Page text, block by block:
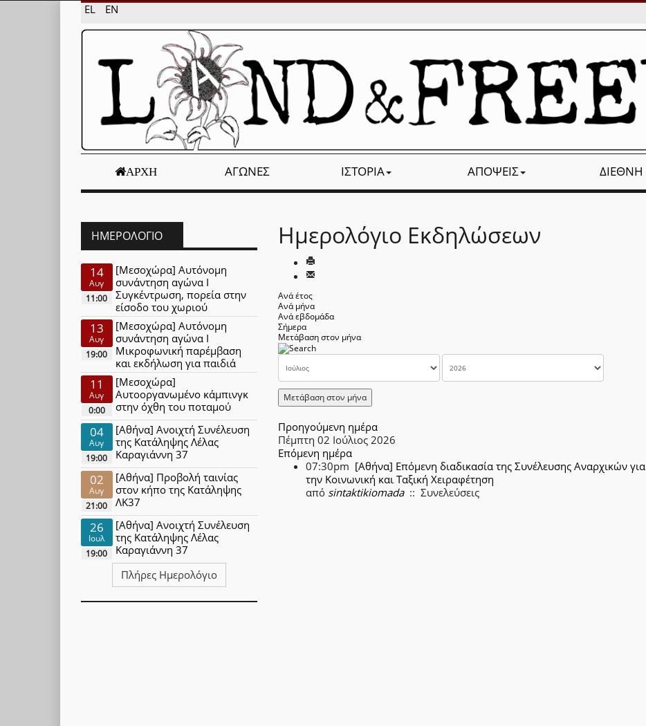
EL EN
ΑΡΧΉ ΑΓΏΝΕΣ ΙΣΤΟΡΊΑ ΑΠΌΨΕΙΣ ΔΙΕΘΝΉ
Ημερολόγιο Εκδηλώσεων
Ανά έτος
Ανά μήνα
Ανά εβδομάδα
Σήμερα
Μετάβαση στον μήνα
Μετάβαση στον μήνα
Προηγούμενη ημέρα
Πέμπτη 02 Ιούλιος 2026
Επόμενη ημέρα
07:30pm [Αθήνα] Επόμενη διαδικασία της Συνέλευσης Αναρχικών για
την Κοινωνική και Ταξική Χειραφέτηση
από sintaktikiomada:: Συνελεύσεις
ΗΜΕΡΟΛΌΓΙΟ
14
Αυγ
11:00
[Μεσοχώρα] Αυτόνομη
συνάντηση αγώνα Ι
Συγκέντρωση, πορεία στην
είσοδο του χωριού
13
Αυγ
19:00
[Μεσοχώρα] Αυτόνομη
συνάντηση αγώνα Ι
Μικροφωνική παρέμβαση
και εκδήλωση για παιδιά
11
Αυγ
0:00
[Μεσοχώρα]
Αυτοοργανωμένο κάμπινγκ
στην όχθη του ποταμού
04
Αυγ
19:00
[Αθήνα] Ανοιχτή Συνέλευση
της Κατάληψης Λέλας
Καραγιάννη 37
02
Αυγ
21:00
[Αθήνα] Προβολή ταινίας
στον κήπο της Κατάληψης
ΛΚ37
26
Ιουλ
19:00
[Αθήνα] Ανοιχτή Συνέλευση
της Κατάληψης Λέλας
Καραγιάννη 37
Πλήρες Ημερολόγιο